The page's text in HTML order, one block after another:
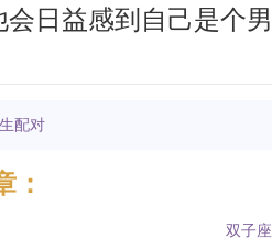
会日益感到自己是个
配对
：
双子